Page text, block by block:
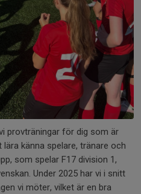
provträningar för dig som är
känna spelare, tränare och
som spelar F17 division 1,
Under 2025 har vi i snitt
vi möter, vilket är en bra